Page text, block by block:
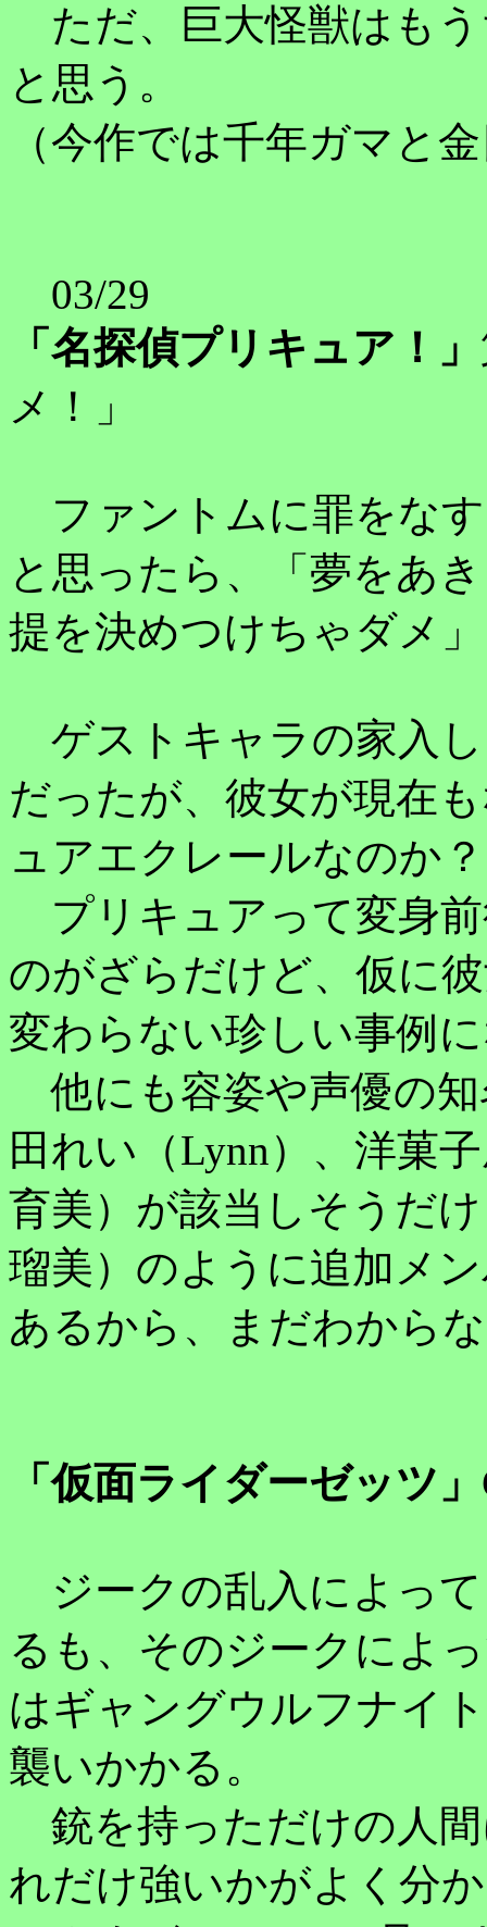
ただ、巨大怪獣はも
と思う。
（今作では千年ガマと
03/29
「名探偵プリキュア！」
メ！」
ファントムに罪をな
と思ったら、「夢をあ
提を決めつけちゃダメ
ゲストキャラの家入
だったが、彼女が現在
ュアエクレールなのか？
プリキュアって変身
のがざらだけど、仮に
変わらない珍しい事例
他にも容姿や声優の
田れい（Lynn）、洋菓
育美）が該当しそうだ
瑠美）のように追加メ
あるから、まだわから
「仮面ライダーゼッツ」
ジークの乱入によっ
るも、そのジークによ
はギャングウルフナイ
襲いかかる。
銃を持っただけの人
れだけ強いかがよく分